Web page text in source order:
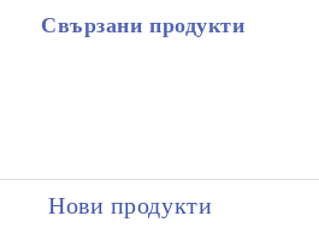
Свързани продукти
Нови продукти